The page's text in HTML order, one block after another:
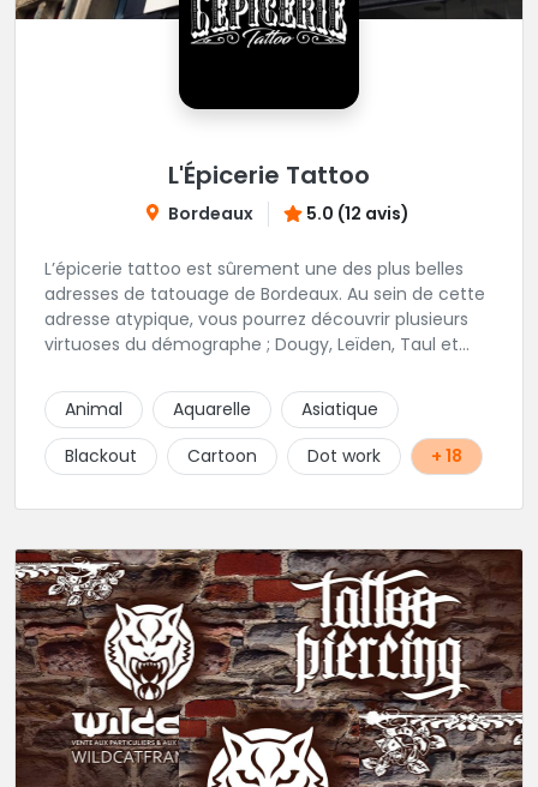
L'Épicerie Tattoo
Bordeaux 5.0 (12 avis)
L’épicerie tattoo est sûrement une des plus belles
adresses de tatouage de Bordeaux. Au sein de cette
adresse atypique, vous pourrez découvrir plusieurs
virtuoses du démographe ; Dougy, Leïden, Taul et
enfant et sympathique, vous pourrez demander
conseil pour votre tattoo. N'hésitez plus une seconde
pour rencontrer cette belle équipe !
Animal Aquarelle
Asiatique
Blackout
Cartoon Dot work + 18